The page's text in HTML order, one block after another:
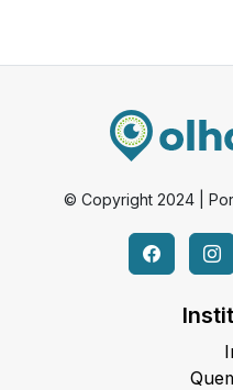
© Copyright 2024 |